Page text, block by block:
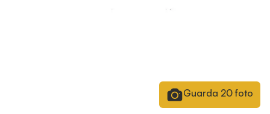
Guarda 20foto